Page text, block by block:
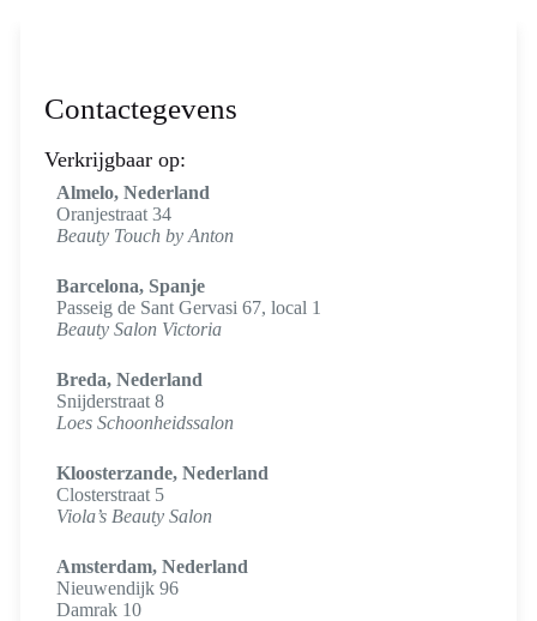
Contactegevens
Verkrijgbaar op:
Almelo, Nederland
Oranjestraat 34
Beauty Touch by Anton
Barcelona, Spanje
Passeig de Sant Gervasi 67, local 1
Beauty Salon Victoria
Breda, Nederland
Snijderstraat 8
Loes Schoonheidssalon
Kloosterzande, Nederland
Closterstraat 5
Viola’s Beauty Salon
Amsterdam, Nederland
Nieuwendijk 96
Damrak 10